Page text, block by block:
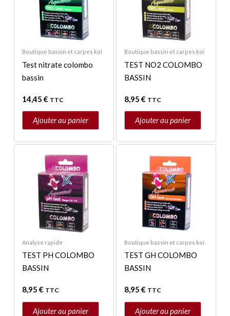
Boutique bassin et carpes koï
Test nitrate colombo
bassin
14,45€ TTC
Ajouter au panier
Boutique bassin et carpes koï
TEST NO2 COLOMBO
BASSIN
8,95 € TTC
Ajouter au panier
Analyse rapide
TEST PH COLOMBO
BASSIN
8,95€ TTC
Ajouter au panier
Boutique bassin et carpes koï
TEST GH COLOMBO
BASSIN
8,95 € TTC
Ajouter au panier